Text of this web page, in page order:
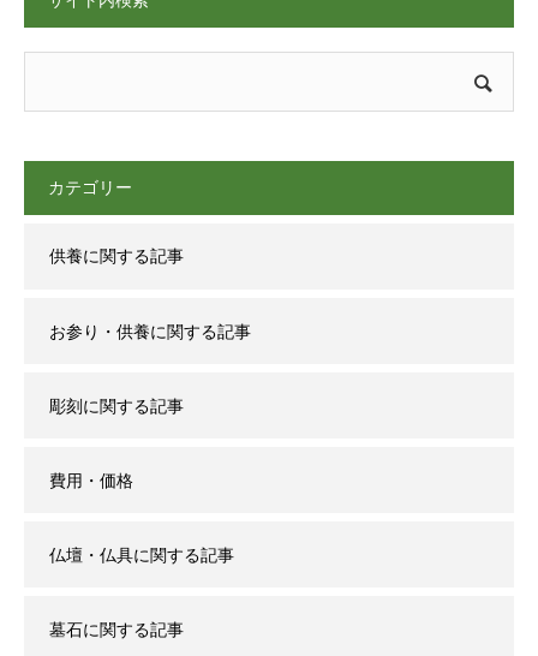
カテゴリー
供養に関する記事
お参り・供養に関する記事
彫刻に関する記事
費用・価格
仏壇・仏具に関する記事
墓石に関する記事